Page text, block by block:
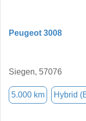
Peugeot 3008
Siegen, 57076
5.000 km Hybrid